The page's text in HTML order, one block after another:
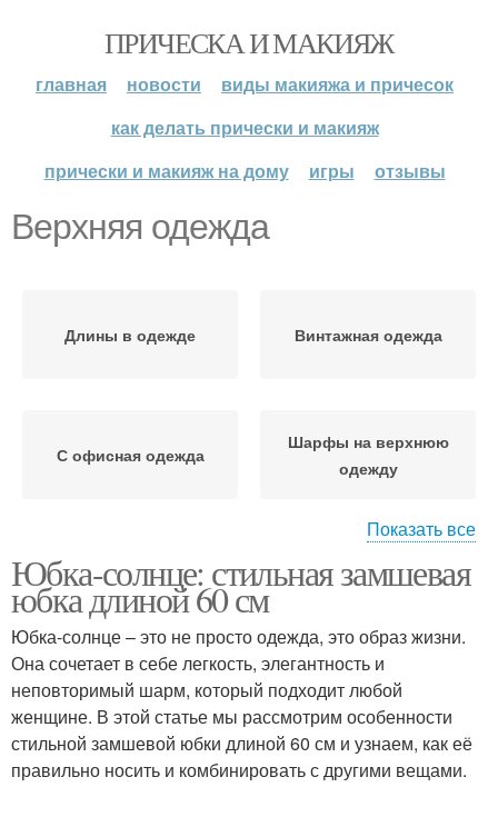
ПРИЧЕСКА И МАКИЯЖ
главная новости
виды макияжа и причесок
как делать прически и макияж
прически и макияж на дому
игры отзывы
Верхняя одежда
Длины в одежде Винтажная одежда
С офисная одежда
Шарфы на верхнюю
одежду
Ошибки в одежде Одежды для женщин
Одежды для зрелой
женщины
Бесформенная одежда
Показать все
Юбка-солнце: стильная замшевая
юбка длиной 60 см
Юбка-солнце – это не просто одежда, это образ жизни.
Она сочетает в себе легкость, элегантность и
неповторимый шарм, который подходит любой
женщине. В этой статье мы рассмотрим особенности
стильной замшевой юбки длиной 60 см и узнаем, как её
правильно носить и комбинировать с другими вещами.